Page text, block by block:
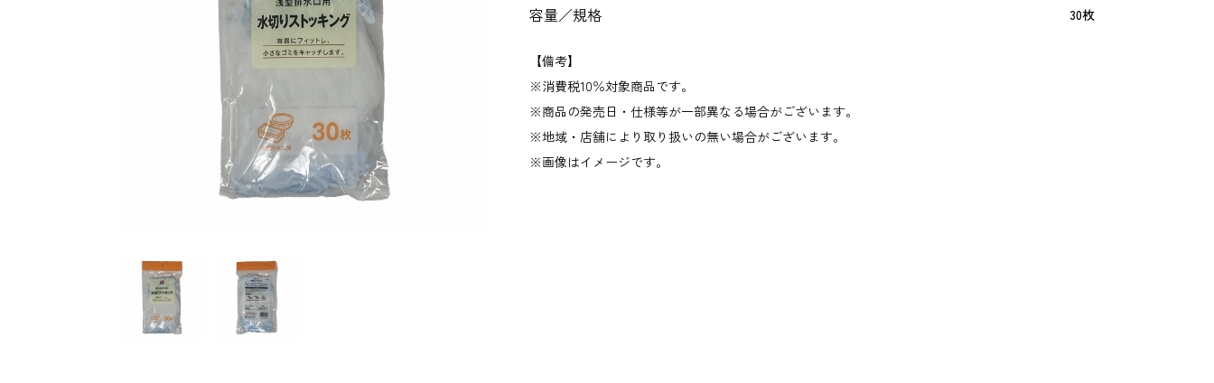
容量／規格 30枚
【備考】
消費税10％対象商品です。
商品の発売日・仕様等が一部異なる場合がございます。
地域・店舗により取り扱いの無い場合がございます。
画像はイメージです。